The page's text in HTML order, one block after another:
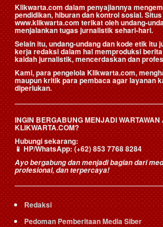
Klikwarta.com dalam penyajiannya
pendidikan, hiburan dan kontrol sosial.
www.klikwarta.com terikat oleh undang-
menjalankan tugas jurnalistik sehari-hari.
Selain itu, undang-undang dan kode etik itu
kerja redaksi dalam hal memproduksi
kaidah jurnalistik, mencerdaskan dan
Kami, para pengelola Klikwarta.com,
maupun kritik para pembaca agar layanan
diperlukan.
INGIN BERGABUNG MENJADI
KLIKWARTA.COM?
Hubungi sekarang:
📱HP/WhatsApp:(+62) 853 7768 8284
Ayo bergabung dan menjadi bagian dari
profesional, dan terpercaya!
Redaksi
Pedoman Pemberitaan Media Siber